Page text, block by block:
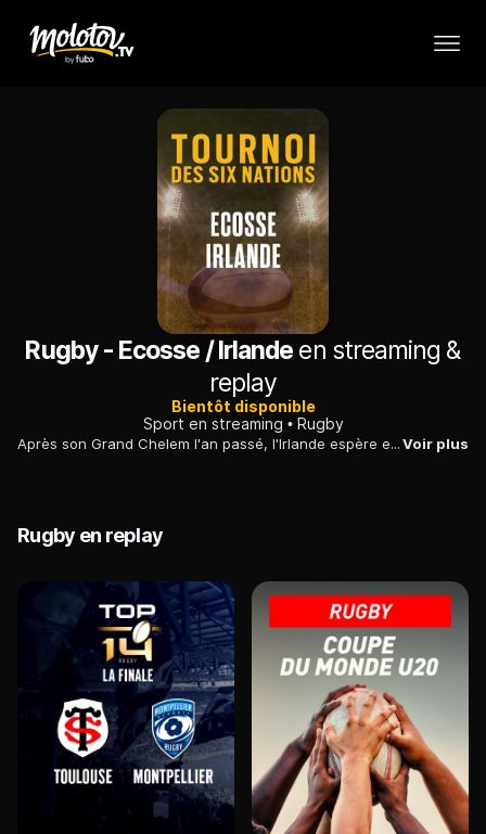
Rugby - Ecosse / Irlande en streaming &
replay
Bientôt disponible
Sport en streaming
Rugby
Après son Grand Chelem l'an passé, l'Irlande espère encore briller cette année, mais attention à ce déplacement à Murrayfield.Voir plus
Rugby en replay